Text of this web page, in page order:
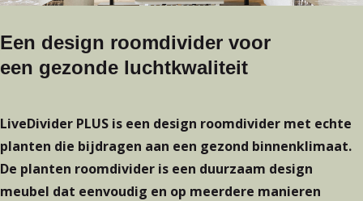
Een design roomdivider voor
een gezonde luchtkwaliteit
LiveDivider PLUS is een design roomdivider met echte
planten die bijdragen aan een gezond binnenklimaat.
De planten roomdivider is een duurzaam design
meubel dat eenvoudig en op meerdere manieren